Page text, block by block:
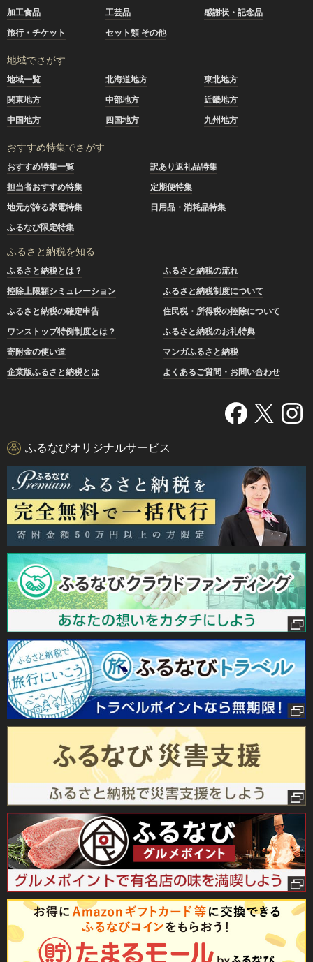
加工食品
工芸品
感謝状・記念品
旅行・チケット
セット類 その他
地域でさがす
地域一覧 北海道地方
東北地方
関東地方
中部地方
近畿地方
中国地方
四国地方 九州地方
おすすめ特集でさがす
おすすめ特集一覧
訳あり返礼品特集
担当者おすすめ特集
定期便特集
地元が誇る家電特集
日用品・消耗品特集
ふるなび限定特集
ふるさと納税を知る
ふるさと納税とは？
ふるさと納税の流れ
控除上限額シミュレーション
ふるさと納税制度について
ふるさと納税の確定申告
住民税・所得税の控除について
ワンストップ特例制度とは？
ふるさと納税のお礼特典
寄附金の使い道
マンガふるさと納税
企業版ふるさと納税とは
よくあるご質問・お問い合わせ
ふるなびオリジナルサービス